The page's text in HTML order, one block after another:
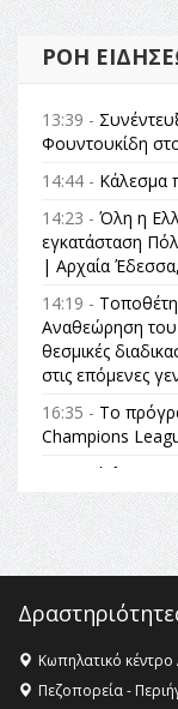
ΡΟΉ
13:39 -
Φουντουκίδη
14:44 - Κάλεσμα
14:23 - Όλη η
εγκατάσταση
| Αρχαία
14:19 -
Αναθεώρηση του
θεσμικές
στις επόμενες
16:35 - Το
Champions
Όλυμπος:
Κληρονομιάς
Όλυμπος
αγαθό
ανθρωπότητα
16:18 -
ΣΤΗΝ ΕΔΕΣΣΑ
16:15 -
Οδό Σίνδου από
Κωπηλατικό
Πεζοπορεία -